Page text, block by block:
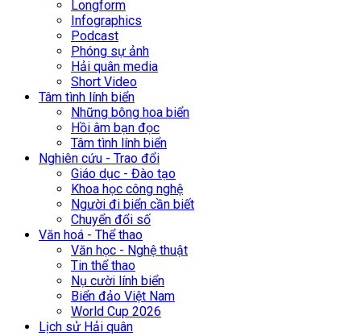
Longform
Infographics
Podcast
Phóng sự ảnh
Hải quân media
Short Video
Tâm tình lính biển
Những bông hoa biển
Hồi âm bạn đọc
Tâm tình lính biển
Nghiên cứu - Trao đổi
Giáo dục - Đào tạo
Khoa học công nghệ
Người đi biển cần biết
Chuyển đổi số
Văn hoá - Thể thao
Văn học - Nghệ thuật
Tin thể thao
Nụ cười lính biển
Biển đảo Việt Nam
World Cup 2026
Lịch sử Hải quân